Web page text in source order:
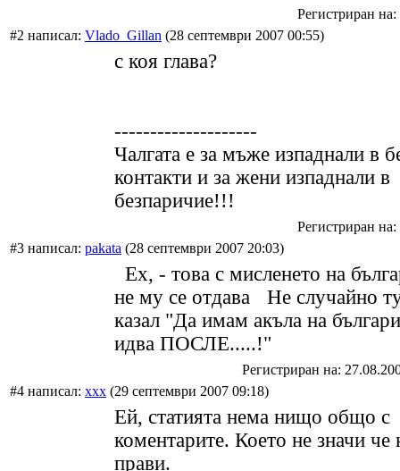
Регистриран
#2 написал: Vlado_Gillan (28 септември 2007 00:55)
с коя глава?
--------------------
Чалгата е за мъже изпаднали в
контакти и за жени изпаднали в
безпаричие!!!
Регистриран
#3 написал: pakata (28 септември 2007 20:03)
Ех, - това с мисленето на
не му се отдава
Не случайно
казал "Да имам акъла на
идва ПОСЛЕ.....!"
Регистриран на:
#4 написал: xxx (29 септември 2007 09:18)
Ей, статията нема нищо общо с
коментарите. Което не значи че
прави.